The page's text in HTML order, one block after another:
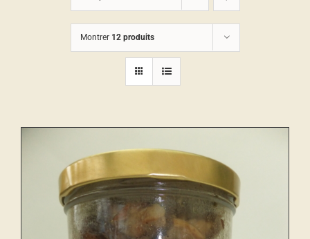
Montrer 12 produits